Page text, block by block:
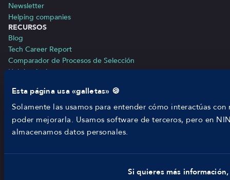
Esta página usa «galletas» 🍪
Solamente las usamos para entender cómo interactúas con
poder mejorarla. Usamos software de terceros, pero en
almacenamos datos personales.
Si quieres más
Newsletter
Helping companies
RECURSOS
Blog
Tech Career Report
Comparador de Procesos de Selección
Helping juniors
MANFRED
Nosotros
Código ético
Parte de guerra
Trabajar en Manfred